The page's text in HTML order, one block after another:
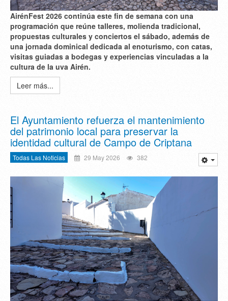
AirénFest 2026 continúa este fin de semana con una
programación que reúne talleres, molienda tradicional,
propuestas culturales y conciertos el sábado, además de
una jornada dominical dedicada al enoturismo, con catas,
visitas guiadas a bodegas y experiencias vinculadas a la
cultura de la uva Airén.
Leer más...
El Ayuntamiento refuerza el mantenimiento
del patrimonio local para preservar la
identidad cultural de Campo de Criptana
Todas Las Noticias 29 May 2026 382